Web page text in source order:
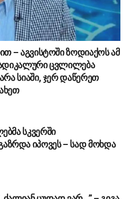
– აგვისტოში ზოდიაქოს ამ
ცვლილება
სიაში, ჯერ დაწერეთ
სკვერში
იპოვეს – სად მოხდა